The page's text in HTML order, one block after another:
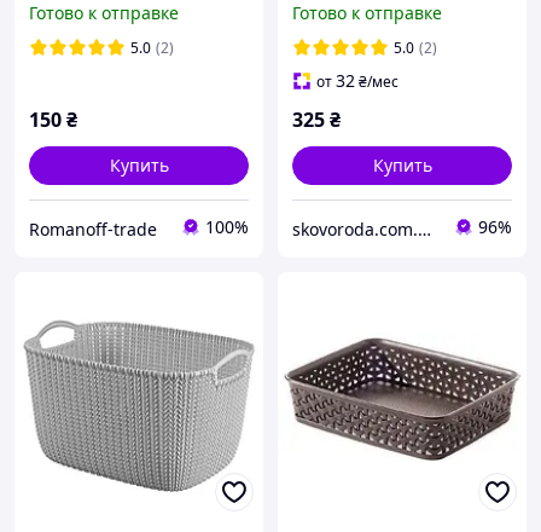
Готово к отправке
5.0 (2)
150₴
Купить
Romanoff-trade 100%
Готово к отправке
5.0 (2)
от32₴/мес
325₴
Купить
skovoroda.com.ua – все для кухни и дома 96%